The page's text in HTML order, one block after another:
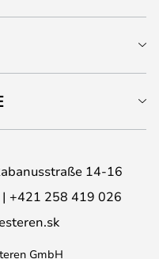
14-16
+421 258 419 026
GmbH